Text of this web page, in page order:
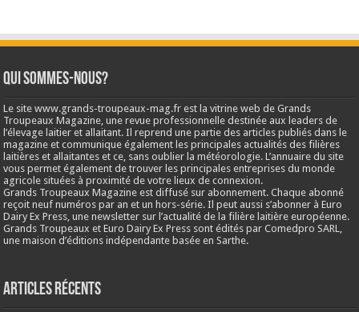
Qui sommes-nous?
Le site www.grands-troupeaux-mag.fr est la vitrine web de Grands
Troupeaux Magazine, une revue professionnelle destinée aux leaders de
l’élevage laitier et allaitant. Il reprend une partie des articles publiés dans le
magazine et communique également les principales actualités des filières
laitières et allaitantes et ce, sans oublier la météorologie. L’annuaire du site
vous permet également de trouver les principales entreprises du monde
agricole situées à proximité de votre lieux de connexion.
Grands Troupeaux Magazine est diffusé sur abonnement. Chaque abonné
reçoit neuf numéros par an et un hors-série. Il peut aussi s’abonner à Euro
Dairy Ex Press, une newsletter sur l’actualité de la filière laitière européenne.
Grands Troupeaux et Euro Dairy Ex Press sont édités par Comedpro SARL,
une maison d’éditions indépendante basée en Sarthe.
Articles récents